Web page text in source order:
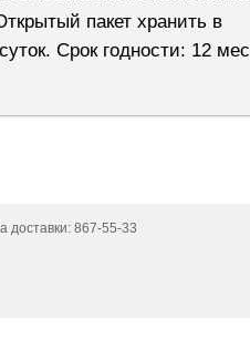
пакет хранить в
Срок годности: 12
доставки: 867-55-33